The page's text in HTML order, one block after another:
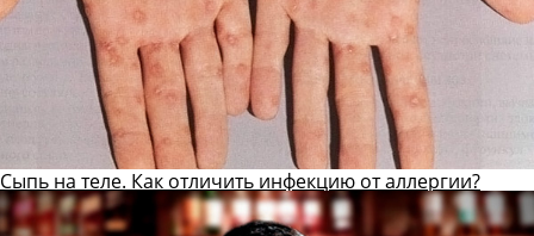
Сыпь на теле. Как отличить инфекцию от аллергии?